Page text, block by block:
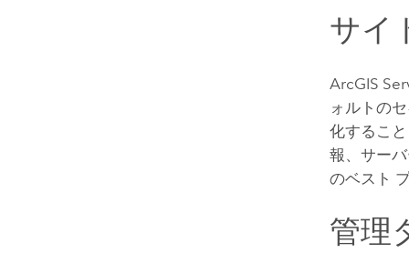
サイ
ArcGIS
ォルトの
化するこ
報、サー
のベスト
管理